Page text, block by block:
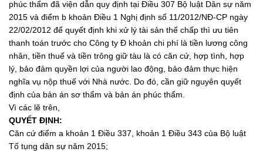
phúc thẩm đã viện dẫn quy định tại Điều 307 Bộ luật Dân sự năm
2015 và điểm b khoản Điều 1 Nghị định số 11/2012/NĐ-CP ngày
22/02/2012 để quyết định khi xử lý tài sản thế chấp thì ưu tiên
thanh toán trước cho Công ty Đ khoản chi phí là tiền lương công
nhân, tiền thuế và tiền trông giữ tàu là có căn cứ, hợp tình, hợp
lý, bảo đảm quyền lợi của người lao động, bảo đảm thực hiện
nghĩa vụ nộp thuế với Nhà nước. Do đó, cần giữ nguyên quyết
định của bản án sơ thẩm và bản án phúc thẩm.
Vì các lẽ trên,
QUYẾT ĐỊNH:
Căn cứ điểm a khoản 1 Điều 337, khoản 1 Điều 343 của Bộ luật
Tố tụng dân sự năm 2015;